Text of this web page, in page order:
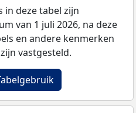
in deze tabel zijn
van 1 juli 2026, na deze
en andere kenmerken
vastgesteld.